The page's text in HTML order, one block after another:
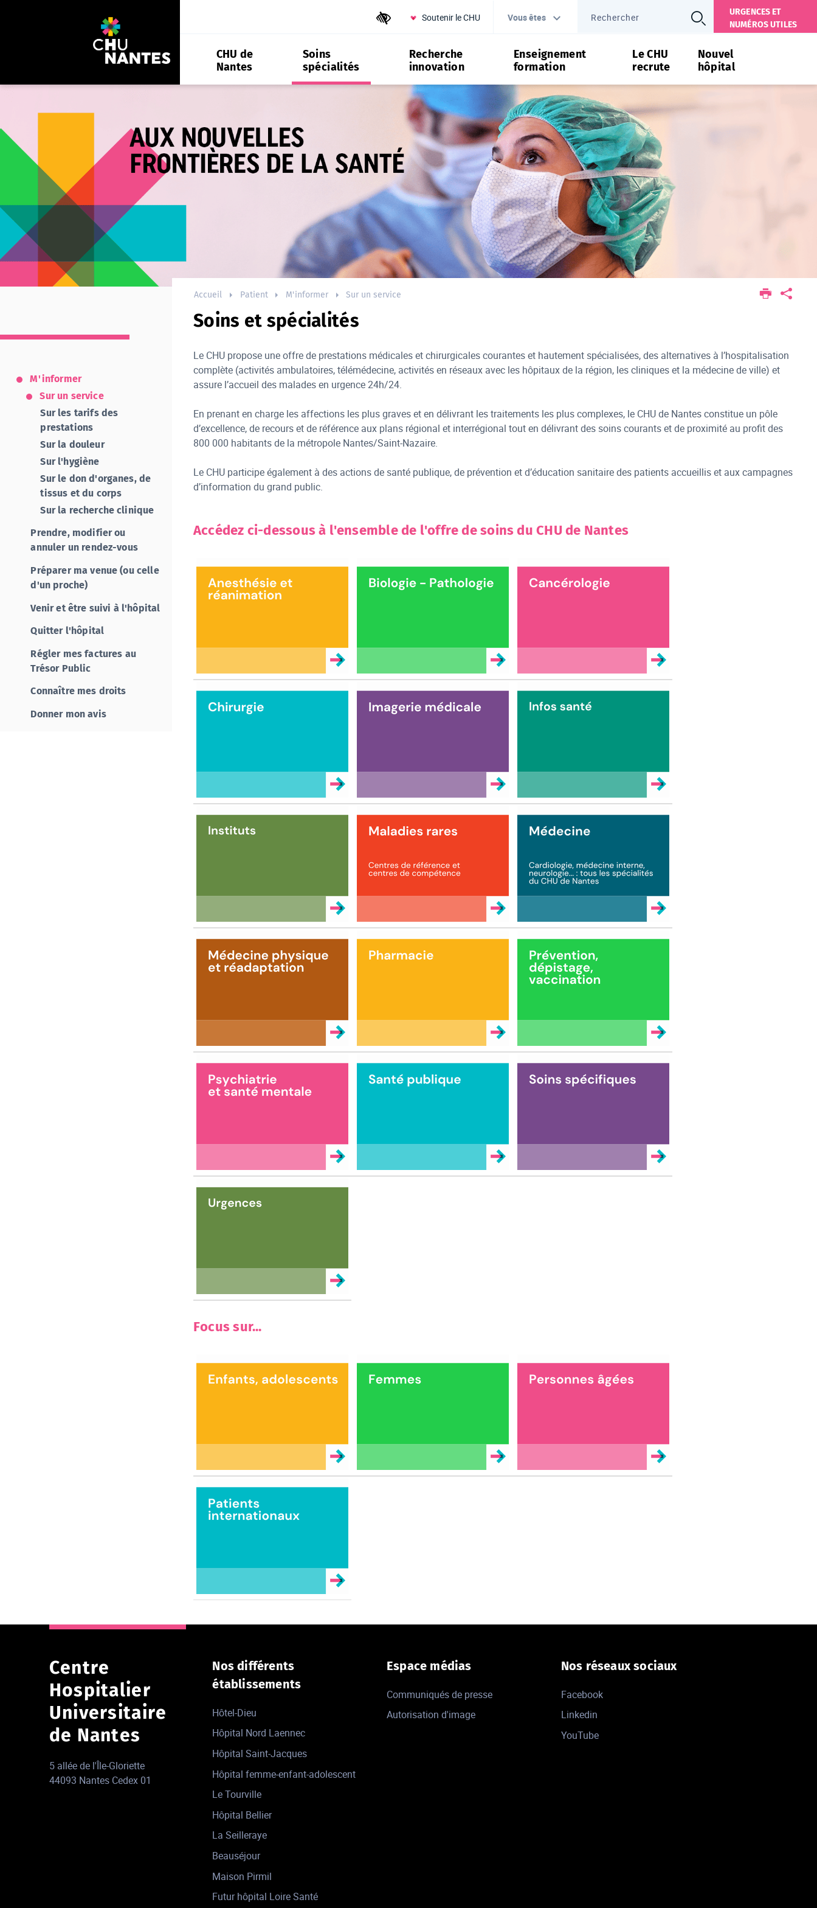
Outils d'accessibilité
Soutenir le CHU Vous êtes
URGENCES ET
NUMÉROS UTILES
CHU de
Nantes
Soins
spécialités
Recherche
innovation
Enseignement
formation
Le CHU
recrute
Nouvel
hôpital
Accueil Patient M'informer Sur un service
Soins et spécialités
Le CHU propose une offre de prestations médicales et chirurgicales courantes et hautement spécialisées, des alternatives à l’hospitalisation
complète (activités ambulatoires, télémédecine, activités en réseaux avec les hôpitaux de la région, les cliniques et la médecine de ville) et
assure l’accueil des malades en urgence 24h/24.
En prenant en charge les affections les plus graves et en délivrant les traitements les plus complexes, le CHU de Nantes constitue un pôle
d’excellence, de recours et de référence aux plans régional et interrégional tout en délivrant des soins courants et de proximité au profit des
800 000 habitants de la métropole Nantes/Saint-Nazaire.
Le CHU participe également à des actions de santé publique, de prévention et d’éducation sanitaire des patients accueillis et aux campagnes
d’information du grand public.
Accédez ci-dessous à l'ensemble de l'offre de soins du CHU de Nantes
Focus sur...
M'informer
Sur un service
Sur les tarifs des
prestations
Sur la douleur
Sur l'hygiène
Sur le don d'organes, de
tissus et du corps
Sur la recherche clinique
Prendre, modifier ou
annuler un rendez-vous
Préparer ma venue (ou celle
d'un proche)
Venir et être suivi à l'hôpital
Quitter l'hôpital
Régler mes factures au
Trésor Public
Connaître mes droits
Donner mon avis
Centre
Hospitalier
Universitaire
de Nantes
5 allée de l'Île-Gloriette
44093 Nantes Cedex 01
Nos différents
établissements
Hôtel-Dieu
Hôpital Nord Laennec
Hôpital Saint-Jacques
Hôpital femme-enfant-adolescent
Le Tourville
Hôpital Bellier
La Seilleraye
Beauséjour
Maison Pirmil
Futur hôpital Loire Santé
Espace médias
Communiqués de presse
Autorisation d'image
Nos réseaux sociaux
Facebook
Linkedin
YouTube